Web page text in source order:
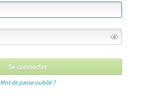
Mot de passe oublié ?